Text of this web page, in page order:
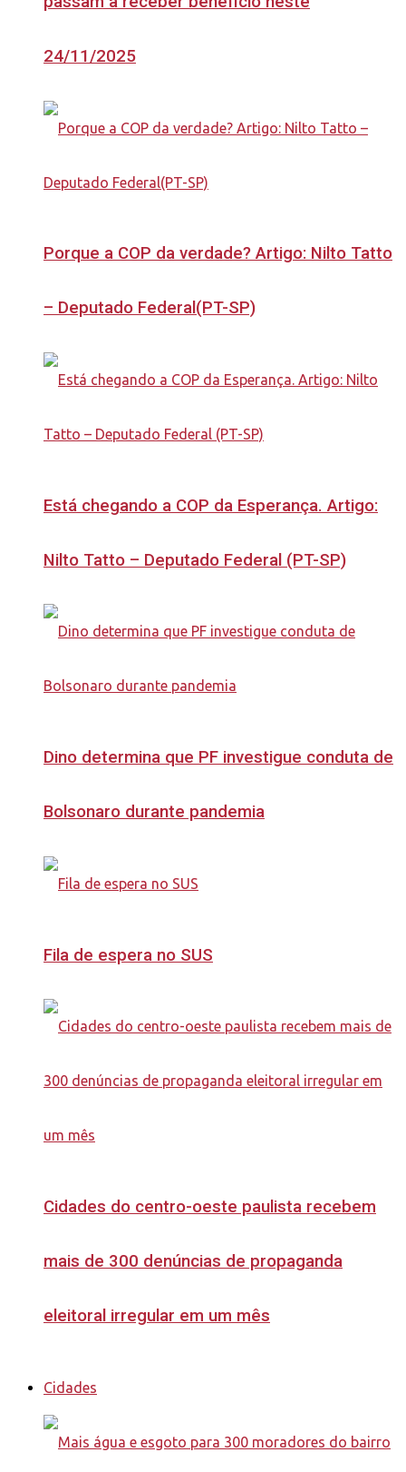
24/11/2025
Porque a COP da verdade? Artigo: Nilto Tatto
– Deputado Federal(PT-SP)
Está chegando a COP da Esperança. Artigo:
Nilto Tatto – Deputado Federal (PT-SP)
Dino determina que PF investigue conduta de
Bolsonaro durante pandemia
Fila de espera no SUS
Cidades do centro-oeste paulista recebem
mais de 300 denúncias de propaganda
eleitoral irregular em um mês
Cidades